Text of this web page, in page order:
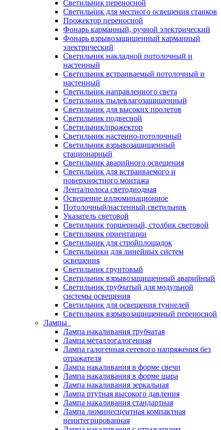
Светильник переносной
Светильник для местного освещения станков
Прожектор переносной
Фонарь карманный, ручной электрический
Фонарь взрывозащищенный карманный
электрический
Светильник накладной потолочный и
настенный
Светильник встраиваемый потолочный и
настенный
Светильник направленного света
Светильник пылевлагозащищенный
Светильник для высоких пролетов
Светильник подвесной
Светильник/прожектор
Светильник настенно-потолочный
Светильник взрывозащищенный
стационарный
Светильник аварийного освещения
Светильник для встраиваемого и
поверхностного монтажа
Лента/полоса светодиодная
Освещение иллюминационное
Потолочный/настенный светильник
Указатель световой
Светильник торшерный, столбик световой
Светильник ориентации
Светильник для стройплощадок
Светильники для линейных систем
освещения
Светильник грунтовый
Светильник взрывозащищенный аварийный
Светильник трубчатый для модульной
системы освещения
Светильник для освещения туннелей
Светильник взрывозащищенный переносной
Лампы
Лампа накаливания трубчатая
Лампа металлогалогенная
Лампа галогенная сетевого напряжения без
отражателя
Лампа накаливания в форме свечи
Лампа накаливания в форме шара
Лампа накаливания зеркальная
Лампа ртутная высокого давления
Лампа накаливания стандартная
Лампа люминесцентная компактная
неинтегрированная